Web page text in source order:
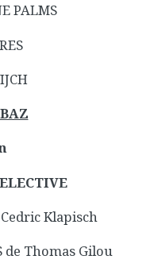
PALMS
Cedric Klapisch
de Thomas Gilou